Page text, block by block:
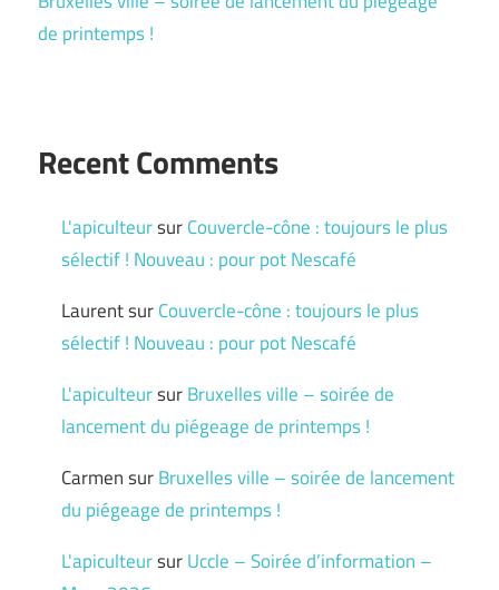
de printemps !
Recent Comments
L'apiculteursurCouvercle-cône : toujours le plus
sélectif ! Nouveau : pour pot Nescafé
LaurentsurCouvercle-cône : toujours le plus
sélectif ! Nouveau : pour pot Nescafé
L'apiculteursurBruxelles ville – soirée de
lancement du piégeage de printemps !
CarmensurBruxelles ville – soirée de lancement
du piégeage de printemps !
L'apiculteursurUccle – Soirée d’information –